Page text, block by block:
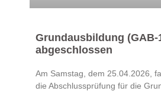
Grundausbildung
abgeschlossen
Am Samstag, dem 25.04.2026,
die Abschlussprüfung für die